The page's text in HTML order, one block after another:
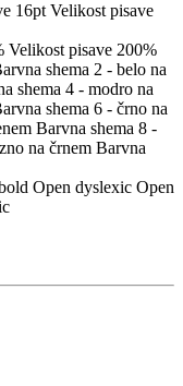
16pt Velikost pisave
Velikost pisave 200%
shema 2 - belo na
shema 4 - modro na
shema 6 - črno na
Barvna shema 8 -
na črnem Barvna
Open dyslexic Open